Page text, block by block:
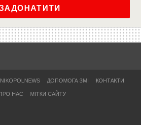
ДОПОМОГА ЗМІ КОНТАКТИ
ПРО НАС МІТКИ САЙТУ